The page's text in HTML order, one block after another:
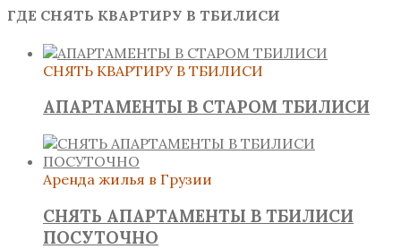
ГДЕ СНЯТЬ КВАРТИРУ В ТБИЛИСИ
СНЯТЬ КВАРТИРУ В ТБИЛИСИ
АПАРТАМЕНТЫ В СТАРОМ ТБИЛИСИ
Аренда жилья в Грузии
СНЯТЬ АПАРТАМЕНТЫ В ТБИЛИСИ
ПОСУТОЧНО